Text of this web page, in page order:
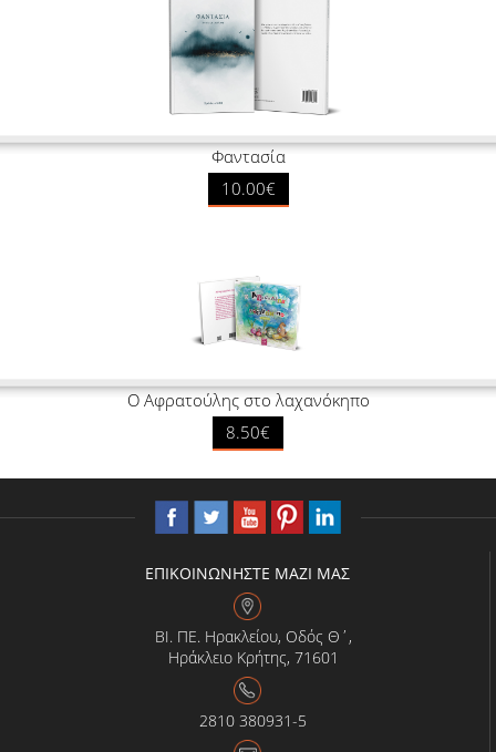
Φαντασία
10.00€
Ο Αφρατούλης στο λαχανόκηπο
8.50€
ΕΠΙΚΟΙΝΩΝΗΣΤΕ ΜΑΖΙ ΜΑΣ
ΒΙ. ΠΕ. Ηρακλείου, Οδός Θ΄,
Ηράκλειο Κρήτης, 71601
2810 380931-5